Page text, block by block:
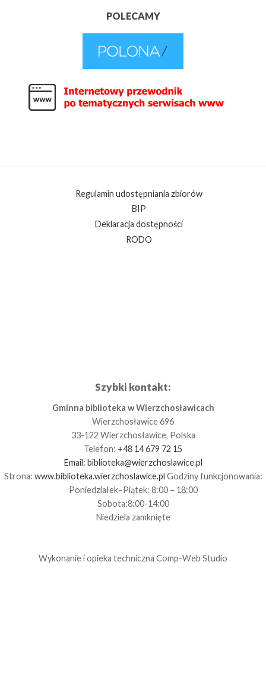
POLECAMY
Regulamin udostępniania zbiorów
BIP
Deklaracja dostępności
RODO
Szybki kontakt:
Gminna biblioteka w Wierzchosławicach
Wierzchosławice 696
33-122 Wierzchosławice, Polska
Telefon: +48 14 679 72 15
Email: biblioteka@wierzchoslawice.pl
Strona: www.biblioteka.wierzchoslawice.pl Godziny funkcjonowania:
Poniedziałek–Piątek: 8:00 – 18:00
Sobota:8:00-14:00
Niedziela zamknięte
Wykonanie i opieka techniczna Comp-Web Studio